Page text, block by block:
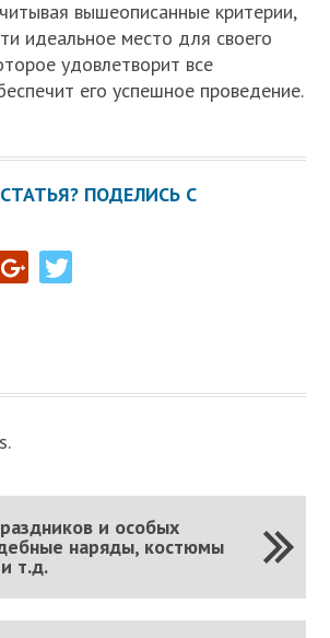
вышеописанные критерии,
идеальное место для своего
удовлетворит все
его успешное проведение.
ПОДЕЛИСЬ С
и особых
наряды, костюмы
т.д.